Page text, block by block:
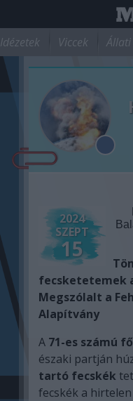
Idézetek Viccek Állati
2024
SZEPT
15
fecsketetemek
Megszólalt a
Alapítvány
A 71-es számú
északi partján
tartó fecskék
fecskék a